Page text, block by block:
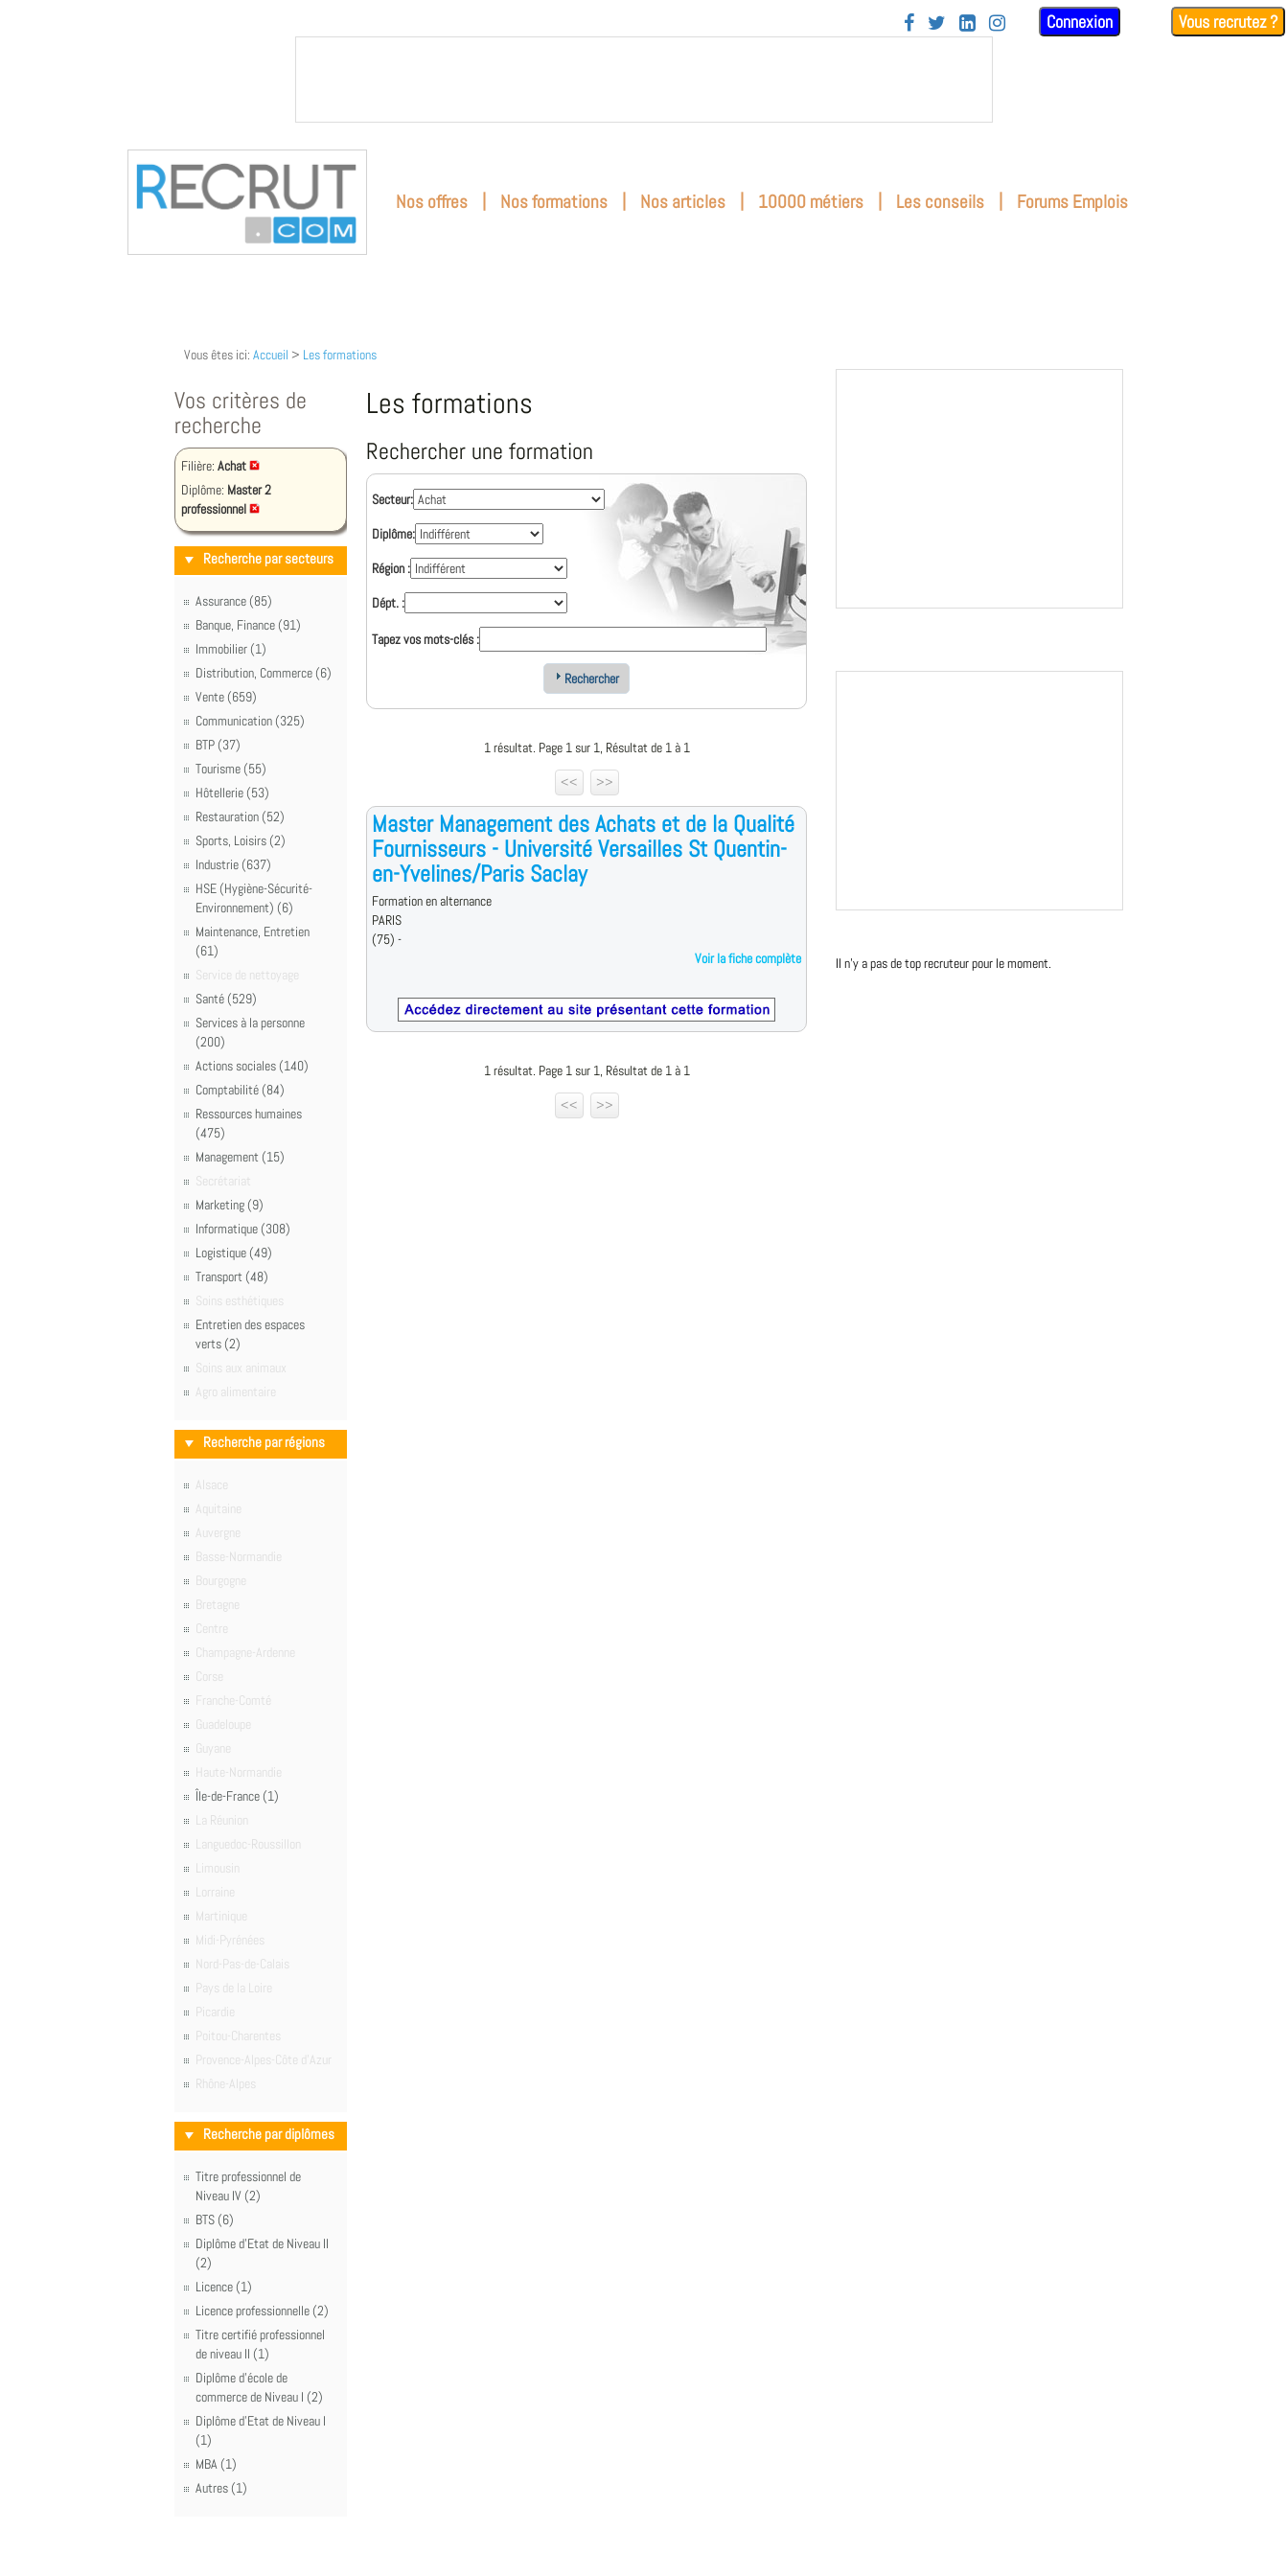
    Connexion Vous recrutez ?
Nos offres | Nos formations | Nos articles | 10000 métiers | Les conseils | Forums Emplois
Vous êtes ici: Accueil > Les formations
Vos critères de
recherche
Filière: Achat
Diplôme: Master 2
professionnel
Recherche par secteurs
Assurance (85)
Banque, Finance (91)
Immobilier (1)
Distribution, Commerce (6)
Vente (659)
Communication (325)
BTP (37)
Tourisme (55)
Hôtellerie (53)
Restauration (52)
Sports, Loisirs (2)
Industrie (637)
HSE (Hygiène-Sécurité-
Environnement) (6)
Maintenance, Entretien
(61)
Service de nettoyage
Santé (529)
Services à la personne
(200)
Actions sociales (140)
Comptabilité (84)
Ressources humaines
(475)
Management (15)
Secrétariat
Marketing (9)
Informatique (308)
Logistique (49)
Transport (48)
Soins esthétiques
Entretien des espaces
verts (2)
Soins aux animaux
Agro alimentaire
Recherche par régions
Alsace
Aquitaine
Auvergne
Basse-Normandie
Bourgogne
Bretagne
Centre
Champagne-Ardenne
Corse
Franche-Comté
Guadeloupe
Guyane
Haute-Normandie
Île-de-France (1)
La Réunion
Languedoc-Roussillon
Limousin
Lorraine
Martinique
Midi-Pyrénées
Nord-Pas-de-Calais
Pays de la Loire
Picardie
Poitou-Charentes
Provence-Alpes-Côte d'Azur
Rhône-Alpes
Recherche par diplômes
Titre professionnel de
Niveau IV (2)
BTS (6)
Diplôme d'Etat de Niveau II
(2)
Licence (1)
Licence professionnelle (2)
Titre certifié professionnel
de niveau II (1)
Diplôme d'école de
commerce de Niveau I (2)
Diplôme d'Etat de Niveau I
(1)
MBA (1)
Autres (1)
Les formations
Rechercher une formation
Secteur:
Diplôme:
Région :
Dépt. :
Tapez vos mots-clés :
Rechercher
1 résultat. Page 1 sur 1, Résultat de 1 à 1
<<
>>
Master Management des Achats et de la Qualité
Fournisseurs - Université Versailles St Quentin-
en-Yvelines/Paris Saclay
Formation en alternance
PARIS
(75) -
Voir la fiche complète
1 résultat. Page 1 sur 1, Résultat de 1 à 1
<<
>>
Il n'y a pas de top recruteur pour le moment.